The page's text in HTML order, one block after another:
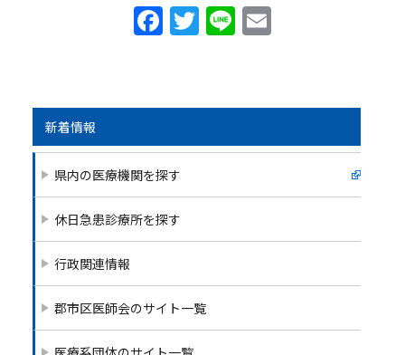
F
e
b
o
o
k
T
er
Li
l
新着情報
県内の医療機関を探す
休日急患診療所を探す
行政関連情報
郡市区医師会のサイト一覧